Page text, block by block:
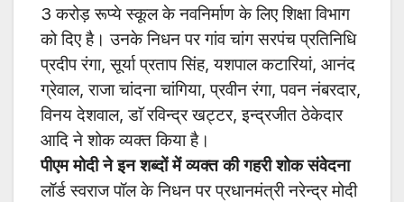
3 करोड़ रूप्ये स्कूल के नवनिर्माण के लिए शिक्षा विभाग
को दिए है। उनके निधन पर गांव चांग सरपंच प्रतिनिधि
प्रदीप रंगा, सूर्या प्रताप सिंह, यशपाल कटारियां, आनंद
ग्रेवाल, राजा चांदना चांगिया, प्रवीन रंगा, पवन नंबरदार,
विनय देशवाल, डाॅ रविन्द्र खट्टर, इन्द्रजीत ठेकेदार
आदि ने शोक व्यक्त किया है।
पीएम मोदी ने इन शब्दों में व्यक्त की गहरी शोक संवेदना
लॉर्ड स्वराज पॉल के निधन पर प्रधानमंत्री नरेन्द्र मोदी